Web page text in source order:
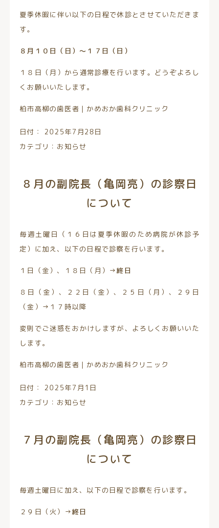
夏季休暇に伴い以下の日程で休診とさせていただきま
す。
８月１０日（日）～１７日（日）
１８日（月）から通常診療を行います。どうぞよろし
くお願いいたします。
柏市高柳の歯医者｜かめおか歯科クリニック
日付： 2025年7月28日
カテゴリ： お知らせ
８月の副院長（亀岡亮）の診察日
について
毎週土曜日（１６日は夏季休暇のため病院が休診予
定）に加え、以下の日程で診察を行います。
１日（金）、１８日（月）→終日
８日（金）、２２日（金）、２５日（月）、２９日
（金）→１７時以降
変則でご迷惑をおかけしますが、よろしくお願いいた
します。
柏市高柳の歯医者｜かめおか歯科クリニック
日付： 2025年7月1日
カテゴリ： お知らせ
７月の副院長（亀岡亮）の診察日
について
毎週土曜日に加え、以下の日程で診察を行います。
２９日（火）→終日